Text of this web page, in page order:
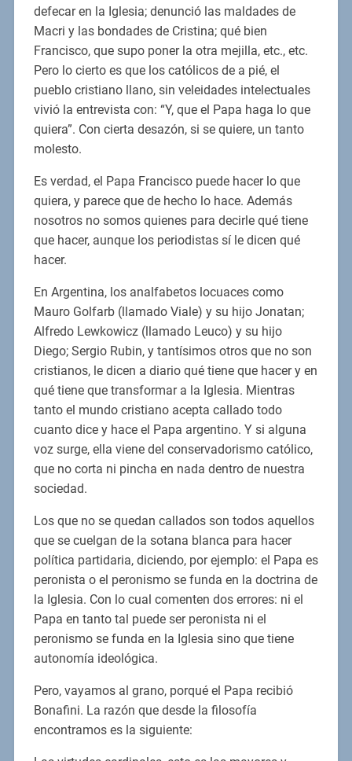
defecar en la Iglesia; denunció las maldades de
Macri y las bondades de Cristina; qué bien
Francisco, que supo poner la otra mejilla, etc., etc.
Pero lo cierto es que los católicos de a pié, el
pueblo cristiano llano, sin veleidades intelectuales
vivió la entrevista con: “Y, que el Papa haga lo que
quiera”. Con cierta desazón, si se quiere, un tanto
molesto.
Es verdad, el Papa Francisco puede hacer lo que
quiera, y parece que de hecho lo hace. Además
nosotros no somos quienes para decirle qué tiene
que hacer, aunque los periodistas sí le dicen qué
hacer.
En Argentina, los analfabetos locuaces como
Mauro Golfarb (llamado Viale) y su hijo Jonatan;
Alfredo Lewkowicz (llamado Leuco) y su hijo
Diego; Sergio Rubin, y tantísimos otros que no son
cristianos, le dicen a diario qué tiene que hacer y en
qué tiene que transformar a la Iglesia. Mientras
tanto el mundo cristiano acepta callado todo
cuanto dice y hace el Papa argentino. Y si alguna
voz surge, ella viene del conservadorismo católico,
que no corta ni pincha en nada dentro de nuestra
sociedad.
Los que no se quedan callados son todos aquellos
que se cuelgan de la sotana blanca para hacer
política partidaria, diciendo, por ejemplo: el Papa es
peronista o el peronismo se funda en la doctrina de
la Iglesia. Con lo cual comenten dos errores: ni el
Papa en tanto tal puede ser peronista ni el
peronismo se funda en la Iglesia sino que tiene
autonomía ideológica.
Pero, vayamos al grano, porqué el Papa recibió
Bonafini. La razón que desde la filosofía
encontramos es la siguiente: